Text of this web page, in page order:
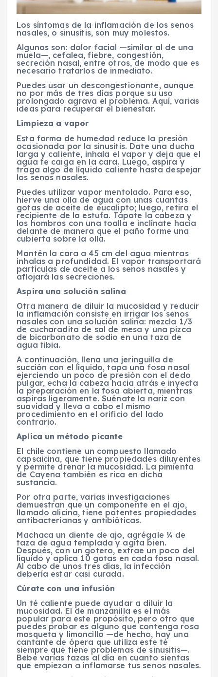
Los síntomas de la inflamación de los senos
nasales, o sinusitis, son muy molestos.
Algunos son: dolor facial —similar al de una
muela—, cefalea, fiebre, congestión,
secreción nasal, entre otros, de modo que es
necesario tratarlos de inmediato.
Puedes usar un descongestionante, aunque
no por más de tres días porque su uso
prolongado agrava el problema. Aquí, varias
ideas para recuperar el bienestar.
Limpieza a vapor
Esta forma de humedad reduce la presión
ocasionada por la sinusitis. Date una ducha
larga y caliente, inhala el vapor y deja que el
agua te caiga en la cara. Luego, aspira y
traga algo de líquido caliente hasta despejar
los senos nasales.
Puedes utilizar vapor mentolado. Para eso,
hierve una olla de agua con unas cuantas
gotas de aceite de euca­lipto; luego, retira el
recipiente de la estufa. Tápate la cabeza y
los hombros con una toalla e inclínate hacia
delante de manera que el paño forme una
cubierta sobre la olla.
Mantén la cara a 45 cm del agua mientras
inhalas a profundidad. El vapor transportará
partículas de aceite a los senos nasales y
aflojará las secreciones.
Aspira una solución salina
Otra manera de diluir la mucosidad y reducir
la inflamación consiste en irrigar los senos
nasales con una solución salina: mezcla 1/3
de cucharadita de sal de mesa y una pizca
de bicarbonato de sodio en una taza de
agua tibia.
A continuación, llena una jeringuilla de
succión con el líquido, tapa una fosa nasal
ejerciendo un poco de presión con el dedo
pulgar, echa la cabeza hacia atrás e inyecta
la preparación en la fosa abierta, mientras
aspiras ligeramente. Suénate la nariz con
suavidad y lleva a cabo el mismo
procedimiento en el orificio del lado
contrario.
Aplica un método picante
El chile contiene un compuesto llamado
capsaicina, que tiene propiedades diluyentes
y permite drenar la mucosidad. La pimienta
de Cayena también es rica en dicha
sustancia.
Por otra parte, varias investigaciones
demuestran que un componente en el ajo,
llamado alicina, tiene potentes propiedades
antibacterianas y antibióticas.
Machaca un diente de ajo, agrégale ¼ de
taza de agua templada y agita bien.
Después, con un gotero, extrae un poco del
líquido y aplica 10 gotas en cada fosa nasal.
Al cabo de unos tres días, la infección
debería estar casi curada.
Cúrate con una infusión
Un té caliente puede ayudar a diluir la
mucosidad. El de manzanilla es el más
popular para este propósito, pero otro que
puedes probar es alguno que contenga rosa
mosqueta y limoncillo —de hecho, hay una
cantante de ópera que utiliza este té
siempre que tiene problemas de sinusitis—.
Bebe varias tazas al día en cuanto sientas
que empie­zan a inflamarse tus senos nasales.